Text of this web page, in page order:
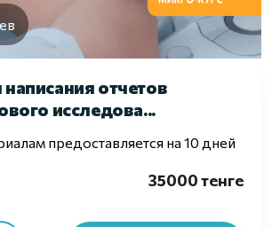
отчетов
исследова...
предоставляется на 10 дней
35000 тенге